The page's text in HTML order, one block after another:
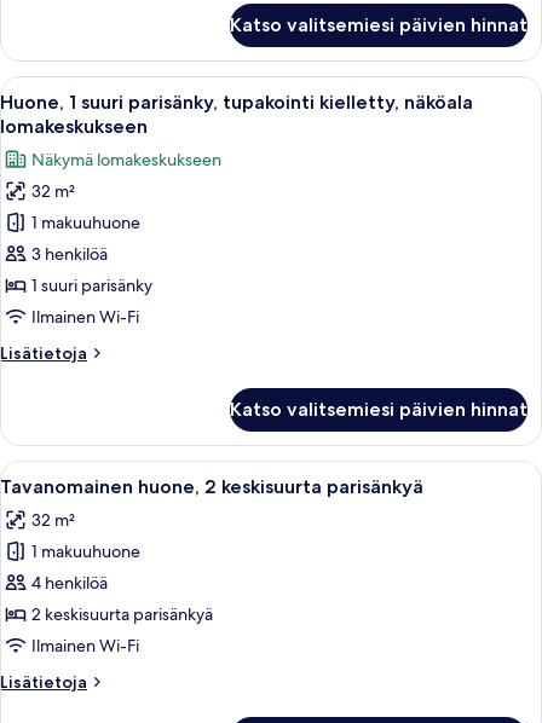
suuri
parisänky
ja
vuodesohva,
Katso valitsemiesi päivien hinnat
Avaa
kaikki
huonetyypin
Huone,
1
suuri
parisänky,
tupakointi
kielletty,
lomakeskukseen
Huone, 1 suuri parisänky,
8
Huone, 1 suuri parisänky, tupakointi kielletty, näköala
lomakeskukseen
Näkymä lomakeskukseen
32 m²
1 makuuhuone
3 henkilöä
1 suuri parisänky
Ilmainen Wi-Fi
Lisätietoja
Lisätietoja
suuri
parisänky,
tupakointi
näköala
lomakeskukseen
Katso valitsemiesi päivien hinnat
Avaa
kaikki
huonetyypin
Tavanomainen
huone,
2
keskisuurta
kuvat
Hotellihuone, jossa on kaksi
5
Tavanomainen huone, 2 keskisuurta parisänkyä
32 m²
1 makuuhuone
4 henkilöä
2 keskisuurta parisänkyä
Ilmainen Wi-Fi
Lisätietoja
Lisätietoja